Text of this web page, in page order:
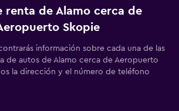
renta de Alamo cerca de
Skopie
información sobre cada una de las
de autos de Alamo cerca de Aeropuerto
la dirección y el número de teléfono